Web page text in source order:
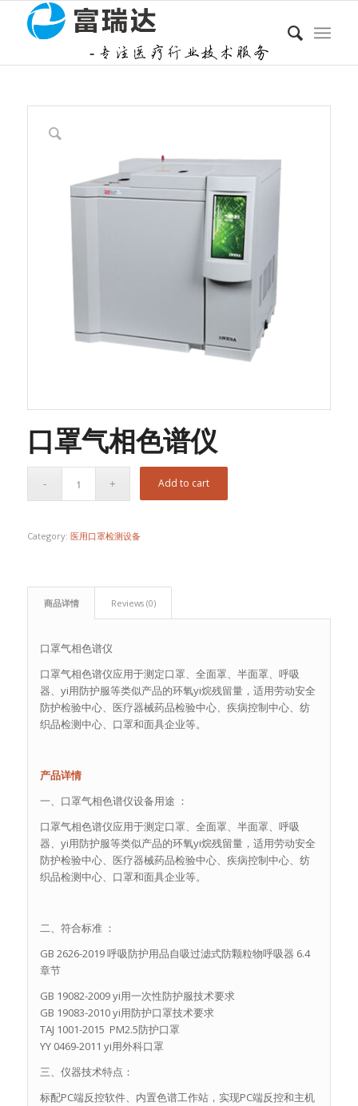
口罩气相色谱仪
Add to cart
Category: 医用口罩检测设备
商品详情 Reviews (0)
口罩气相色谱仪
口罩气相色谱仪应用于测定口罩、全面罩、半面罩、呼吸
器、yi用防护服等类似产品的环氧yi烷残留量，适用劳动安全
防护检验中心、医疗器械药品检验中心、疾病控制中心、纺
织品检测中心、口罩和面具企业等。
产品详情
一、口罩气相色谱仪设备用途 ：
口罩气相色谱仪应用于测定口罩、全面罩、半面罩、呼吸
器、yi用防护服等类似产品的环氧yi烷残留量，适用劳动安全
防护检验中心、医疗器械药品检验中心、疾病控制中心、纺
织品检测中心、口罩和面具企业等。
二、符合标准 ：
GB 2626-2019 呼吸防护用品自吸过滤式防颗粒物呼吸器 6.4
章节
GB 19082-2009 yi用一次性防护服技术要求
GB 19083-2010 yi用防护口罩技术要求
TAJ 1001-2015 PM2.5防护口罩
YY 0469-2011 yi用外科口罩
三、仪器技术特点：
标配PC端反控软件、内置色谱工作站，实现PC端反控和主机